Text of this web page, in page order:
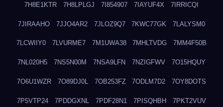
7H8E1KTR 7H8LPLGJ 7I854907 7IAYUF4X 7IRRICQI
7JIRAAHO 7JJO4AR2 7JLOZ9Q7 7KWC77GK 7LALYSM0
7LCWIIY0 7LVURME7 7M1UWA38 7MHLTVDG 7MM4F50B
7NL020H5 7NS5N00M 7NSA9LFN 7NZIGFWV 7O15HQUY
7O6U1WZR 7O89DJ0L 7OB253FZ 7ODLM7D2 7OY8DOTS
7P5VTP24 7PDDGXNL 7PDF28N1 7PISQHBH 7PKT2VUV